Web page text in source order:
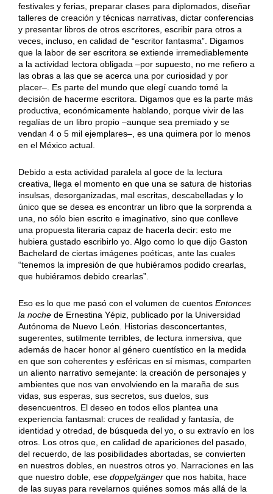
festivales y ferias, preparar clases para diplomados, diseñar
talleres de creación y técnicas narrativas, dictar conferencias
y presentar libros de otros escritores, escribir para otros a
veces, incluso, en calidad de “escritor fantasma”. Digamos
que la labor de ser escritora se extiende irremediablemente
a la actividad lectora obligada –por supuesto, no me refiero a
las obras a las que se acerca una por curiosidad y por
placer–. Es parte del mundo que elegí cuando tomé la
decisión de hacerme escritora. Digamos que es la parte más
productiva, económicamente hablando, porque vivir de las
regalías de un libro propio –aunque sea premiado y se
vendan 4 o 5 mil ejemplares–, es una quimera por lo menos
en el México actual.
Debido a esta actividad paralela al goce de la lectura
creativa, llega el momento en que una se satura de historias
insulsas, desorganizadas, mal escritas, descabelladas y lo
único que se desea es encontrar un libro que la sorprenda a
una, no sólo bien escrito e imaginativo, sino que conlleve
una propuesta literaria capaz de hacerla decir: esto me
hubiera gustado escribirlo yo. Algo como lo que dijo Gaston
Bachelard de ciertas imágenes poéticas, ante las cuales
“tenemos la impresión de que hubiéramos podido crearlas,
que hubiéramos debido crearlas”.
Eso es lo que me pasó con el volumen de cuentos Entonces
la nochede Ernestina Yépiz, publicado por la Universidad
Autónoma de Nuevo León. Historias desconcertantes,
sugerentes, sutilmente terribles, de lectura inmersiva, que
además de hacer honor al género cuentístico en la medida
en que son coherentes y esféricas en sí mismas, comparten
un aliento narrativo semejante: la creación de personajes y
ambientes que nos van envolviendo en la maraña de sus
vidas, sus esperas, sus secretos, sus duelos, sus
desencuentros. El deseo en todos ellos plantea una
experiencia fantasmal: cruces de realidad y fantasía, de
identidad y otredad, de búsqueda del yo, o su extravío en los
otros. Los otros que, en calidad de apariciones del pasado,
del recuerdo, de las posibilidades abortadas, se convierten
en nuestros dobles, en nuestros otros yo. Narraciones en las
que nuestro doble, ese doppelgängerque nos habita, hace
de las suyas para revelarnos quiénes somos más allá de la